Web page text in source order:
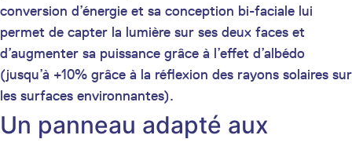
conversion d’énergie et sa conception bi-faciale lui
permet de capter la lumière sur ses deux faces et
d’augmenter sa puissance grâce à l’effet d’albédo
(jusqu’à +10% grâce à la réflexion des rayons solaires sur
les surfaces environnantes).
Un panneau adapté aux